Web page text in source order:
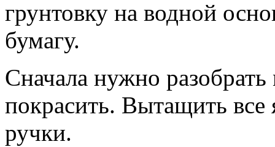
грунтовку на водной
бумагу.
Сначала нужно
покрасить. Вытащить все
ручки.